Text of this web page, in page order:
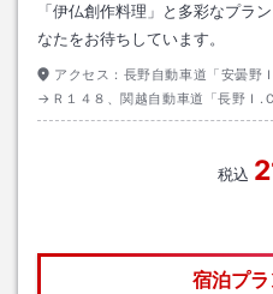
「伊仏創作料理」と多彩なプラ
なたをお待ちしています。
アクセス： 長野自動車道「安曇野
→Ｒ１４８、関越自動車道「長野Ｉ.
北陸自動車道「糸魚川Ｉ.Ｃ」よりＲ
税込
宿泊プ